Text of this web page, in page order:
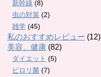
新幹線 (8)
虫の対策 (2)
雑学 (45)
私のおすすめレビュー (12)
美容、健康 (82)
ダイエット (5)
ピロリ菌 (7)